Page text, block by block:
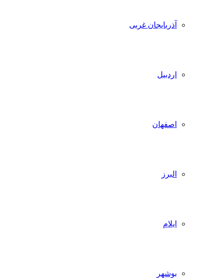
آذربایجان غربی
اردبیل
اصفهان
البرز
ایلام
بوشهر